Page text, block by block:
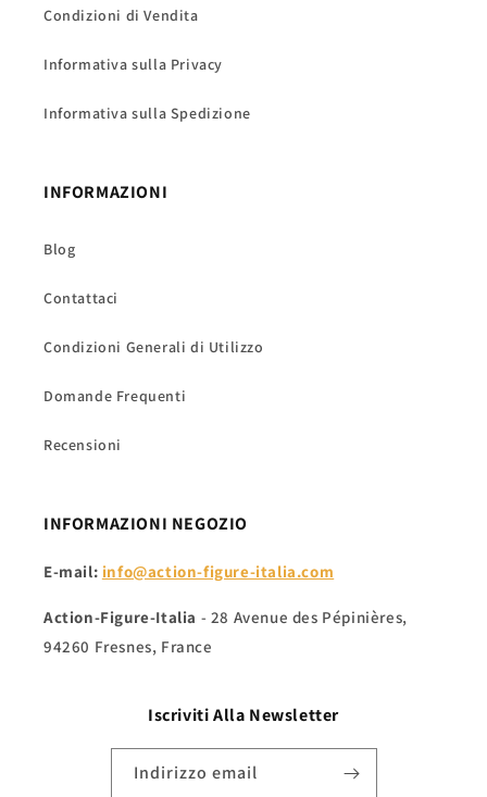
Condizioni di Vendita
Informativa sulla Privacy
Informativa sulla Spedizione
INFORMAZIONI
Blog
Contattaci
Condizioni Generali di Utilizzo
Domande Frequenti
Recensioni
INFORMAZIONI NEGOZIO
E-mail: info@action-figure-italia.com
Action-Figure-Italia - 28 Avenue des Pépinières,
94260 Fresnes, France
Iscriviti Alla Newsletter
Indirizzo email